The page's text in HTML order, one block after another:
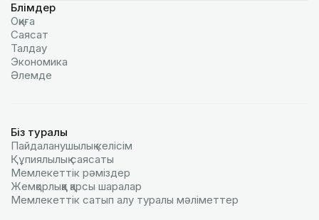
Бөлімдер
Оқиға
Саясат
Талдау
Экономика
Әлемде
Біз туралы
Пайдаланушылық келiciм
Құпиялылық саясаты
Мемлекеттік рәміздер
Жемқорлыққа қарсы шаралар
Мемлекеттік сатып алу туралы мәлiметтер